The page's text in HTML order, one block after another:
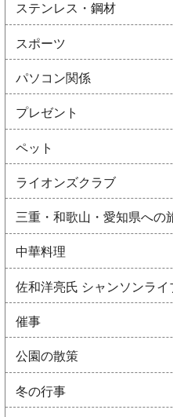
ステンレス・鋼材
スポーツ
パソコン関係
プレゼント
ペット
ライオンズクラブ
三重・和歌山・愛知県への
中華料理
佐和洋亮氏 シャンソンライ
催事
公園の散策
冬の行事